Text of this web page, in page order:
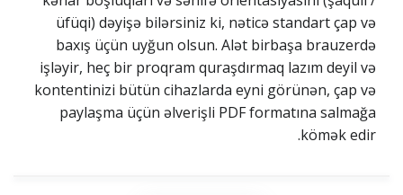
üfüqi) dəyişə bilərsiniz ki, nəticə standart çap və
baxış üçün uyğun olsun. Alət birbaşa brauzerdə
işləyir, heç bir proqram quraşdırmaq lazım deyil və
kontentinizi bütün cihazlarda eyni görünən, çap və
paylaşma üçün əlverişli PDF formatına salmağa
kömək edir.